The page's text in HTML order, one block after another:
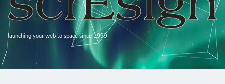
launching your web to space since 1999